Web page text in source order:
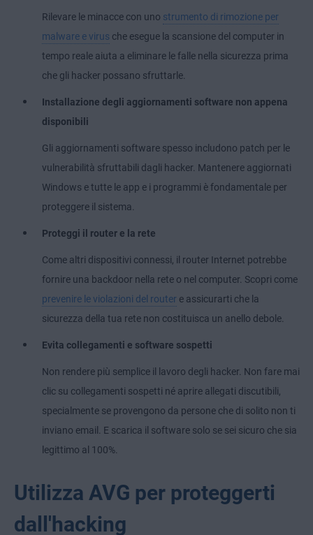
Rilevare le minacce con uno strumento di rimozione per
malware e virus che esegue la scansione del computer in
tempo reale aiuta a eliminare le falle nella sicurezza prima
che gli hacker possano sfruttarle.
Installazione degli aggiornamenti software non appena
disponibili
Gli aggiornamenti software spesso includono patch per le
vulnerabilità sfruttabili dagli hacker. Mantenere aggiornati
Windows e tutte le app e i programmi è fondamentale per
proteggere il sistema.
Proteggi il router e la rete
Come altri dispositivi connessi, il router Internet potrebbe
fornire una backdoor nella rete o nel computer. Scopri come
prevenire le violazioni del router e assicurarti che la
sicurezza della tua rete non costituisca un anello debole.
Evita collegamenti e software sospetti
Non rendere più semplice il lavoro degli hacker. Non fare mai
clic su collegamenti sospetti né aprire allegati discutibili,
specialmente se provengono da persone che di solito non ti
inviano email. E scarica il software solo se sei sicuro che sia
legittimo al 100%.
Utilizza AVG per proteggerti
dall'hacking